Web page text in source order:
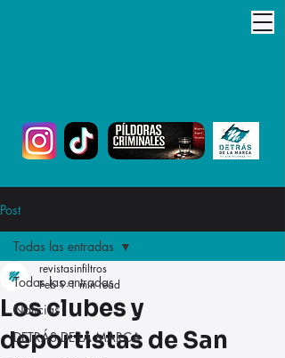
Post
Todas las entradas
Noticias
DETRÁS DE LA MARCA
Todas las entradas
Los clubes y
deportistas de San
revistasinfiltros
Feb 9 1 min read